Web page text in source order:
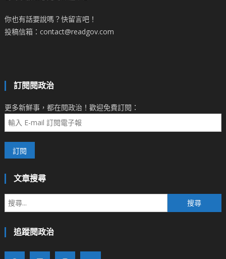
你也有話要說嗎？快留言吧！
投稿信箱：contact@readgov.com
訂閱閱政治
更多新鮮事，都在閱政治！歡迎免費訂閱：
文章搜尋
尋
追蹤閱政治